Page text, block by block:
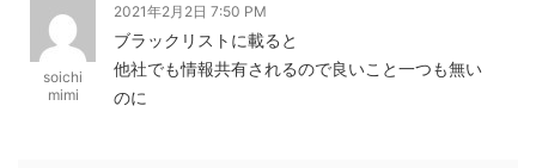
soichi
mimi
2021年2月2日 7:50 PM
ブラックリストに載ると
他社でも情報共有されるので良いこと一つも無い
のに